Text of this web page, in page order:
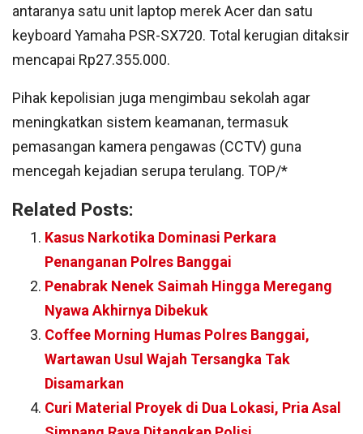
antaranya satu unit laptop merek Acer dan satu
keyboard Yamaha PSR-SX720. Total kerugian ditaksir
mencapai Rp27.355.000.
Pihak kepolisian juga mengimbau sekolah agar
meningkatkan sistem keamanan, termasuk
pemasangan kamera pengawas (CCTV) guna
mencegah kejadian serupa terulang. TOP/*
Related Posts:
Kasus Narkotika Dominasi Perkara
Penanganan Polres Banggai
Penabrak Nenek Saimah Hingga Meregang
Nyawa Akhirnya Dibekuk
Coffee Morning Humas Polres Banggai,
Wartawan Usul Wajah Tersangka Tak
Disamarkan
Curi Material Proyek di Dua Lokasi, Pria Asal